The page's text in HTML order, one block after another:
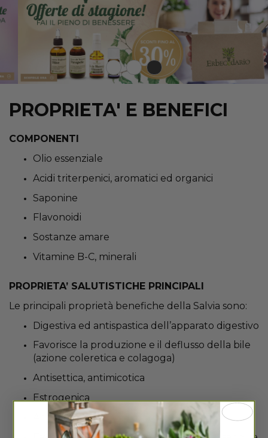
PROPRIETA' E BENEFICI
COMPONENTI
Olio essenziale
Acidi triterpenici, aromatici ed organici
Saponine
Flavonoidi
Sostanze amare
Vitamine B-C, minerali
PROPRIETA’ SALUTISTICHE PRINCIPALI
Le principali proprietà benefiche della Salvia sono:
Digestiva ed antispastica dell’apparato digestivo
Favorisce la produzione e il deflusso della bile
(azione coleretica e colagoga)
Antisettica, antimicotica
Estrogenica
Antisudorale